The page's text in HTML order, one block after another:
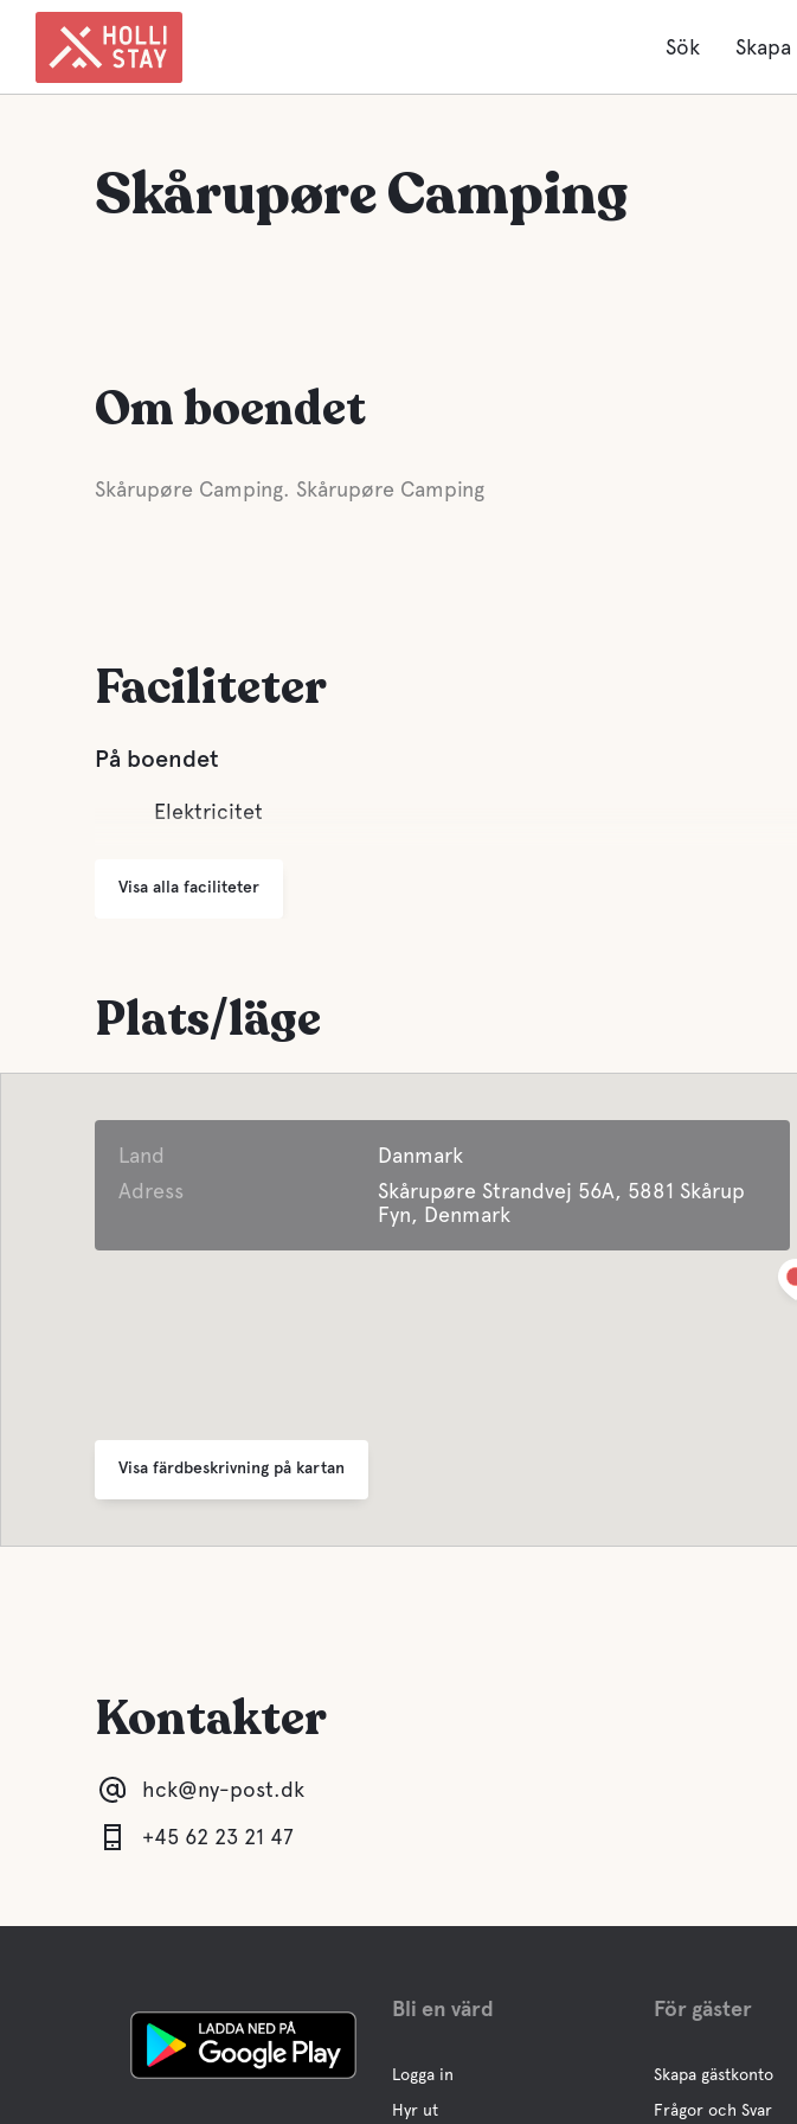
Sök
Skårupøre Camping
Om boendet
Skårupøre Camping. Skårupøre Camping
Faciliteter
På boendet
Elektricitet
Visa alla faciliteter
Plats/läge
Land
Danmark
Adress
Skårupøre Strandvej 56A, 5881 Skårup
Fyn, Denmark
Visa färdbeskrivning på kartan
Kontakter
hck@ny-post.dk
+45 62 23 21 47
Bli en värd
Logga in
Hyr ut
För gäster
Skapa gästkonto
Frågor och Svar